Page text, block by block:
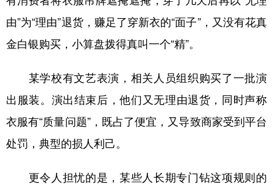
由”为“理由”退货，赚足了穿新衣的“面子”，又没有花真
金白银购买，小算盘拨得真叫一个“精”。
某学校有文艺表演，相关人员组织购买了一批演
出服装。演出结束后，他们又无理由退货，同时声称
衣服有“质量问题”，既占了便宜，又导致商家受到平台
处罚，典型的损人利己。
更令人担忧的是，某些人长期专门钻这项规则的